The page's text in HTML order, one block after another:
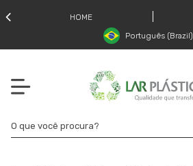
HOME
Português (Brazil)